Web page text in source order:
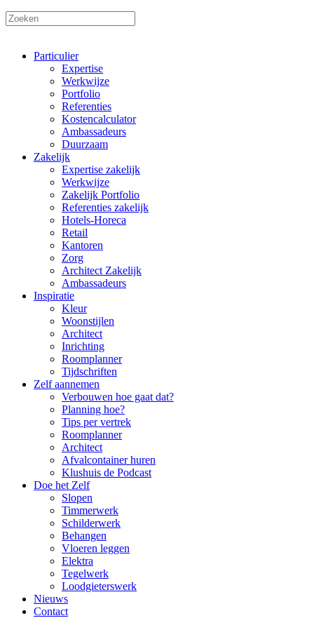
Particulier
Expertise
Werkwijze
Portfolio
Referenties
Kostencalculator
Ambassadeurs
Duurzaam
Zakelijk
Expertise zakelijk
Werkwijze
Zakelijk Portfolio
Referenties zakelijk
Hotels-Horeca
Retail
Kantoren
Zorg
Architect Zakelijk
Ambassadeurs
Inspiratie
Kleur
Woonstijlen
Architect
Inrichting
Roomplanner
Tijdschriften
Zelf aannemen
Verbouwen hoe gaat dat?
Planning hoe?
Tips per vertrek
Roomplanner
Architect
Afvalcontainer huren
Klushuis de Podcast
Doe het Zelf
Slopen
Timmerwerk
Schilderwerk
Behangen
Vloeren leggen
Elektra
Tegelwerk
Loodgieterswerk
Nieuws
Contact